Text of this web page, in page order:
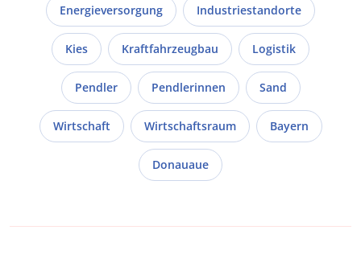
Energieversorgung Industriestandorte
Kies Kraftfahrzeugbau Logistik
Pendler Pendlerinnen Sand
Wirtschaft Wirtschaftsraum Bayern
Donauaue